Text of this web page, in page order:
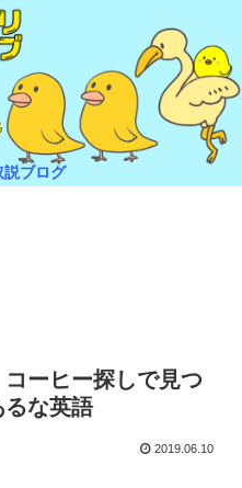
説ブログ
コーヒー探しで見つ
な英語
2019.06.10